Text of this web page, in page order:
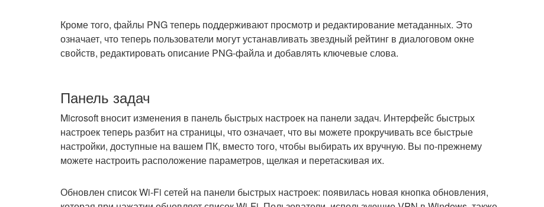
Кроме того, файлы PNG теперь поддерживают просмотр и редактирование метаданных. Это
означает, что теперь пользователи могут устанавливать звездный рейтинг в диалоговом окне
свойств, редактировать описание PNG-файла и добавлять ключевые слова.
Панель задач
Microsoft вносит изменения в панель быстрых настроек на панели задач. Интерфейс быстрых
настроек теперь разбит на страницы, что означает, что вы можете прокручивать все быстрые
настройки, доступные на вашем ПК, вместо того, чтобы выбирать их вручную. Вы по-прежнему
можете настроить расположение параметров, щелкая и перетаскивая их.
Обновлен список Wi-Fi сетей на панели быстрых настроек: появилась новая кнопка обновления,